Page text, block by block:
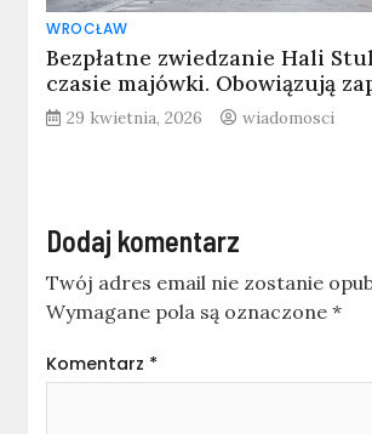
WROCŁAW
Bezpłatne zwiedzanie Hali
czasie majówki. Obowiązują
29 kwietnia, 2026 wiadomosci
Dodaj komentarz
Twój adres email nie zostanie
Wymagane pola są oznaczone*
Komentarz *